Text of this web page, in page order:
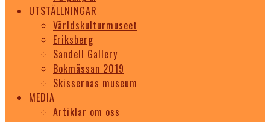
UTSTÄLLNINGAR
Världskulturmuseet
Eriksberg
Sandell Gallery
Bokmässan 2019
Skissernas museum
MEDIA
Artiklar om oss